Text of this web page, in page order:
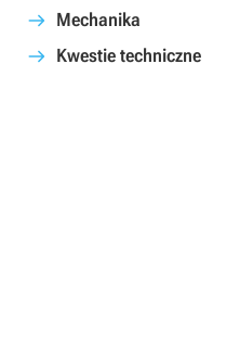
Mechanika
Kwestie techniczne